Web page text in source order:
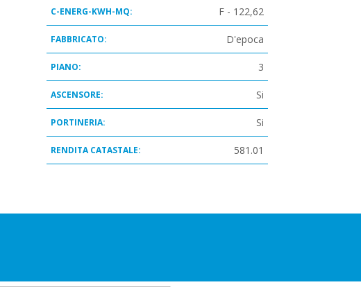
C-ENERG-KWH-MQ: F - 122,62
FABBRICATO: D'epoca
PIANO: 3
ASCENSORE: Si
PORTINERIA: Si
RENDITA CATASTALE: 581.01